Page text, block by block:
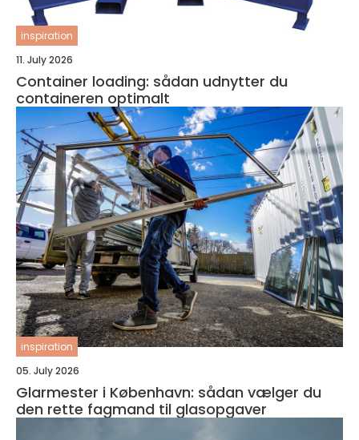
inspiration
11. July 2026
Container loading: sådan udnytter du
containeren optimalt
inspiration
05. July 2026
Glarmester i København: sådan vælger du
den rette fagmand til glasopgaver